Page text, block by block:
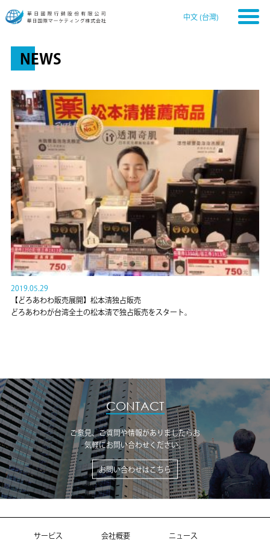
中文 (台灣)
NEWS
2019.05.29
【どろあわわ販売展開】松本清独占販売
どろあわわが台湾全土の松本清で独占販売をスタート。
CONTACT
ご意見、ご質問や情報がありましたらお
気軽にお問い合わせください。
お問い合わせはこちら
サービス 会社概要 ニュース